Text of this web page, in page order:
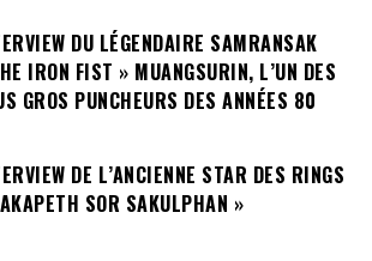
DU LÉGENDAIRE SAMRANSAK
IRON FIST » MUANGSURIN, L’UN DES
GROS PUNCHEURS DES ANNÉES 80
DE L’ANCIENNE STAR DES RINGS
SOR SAKULPHAN »